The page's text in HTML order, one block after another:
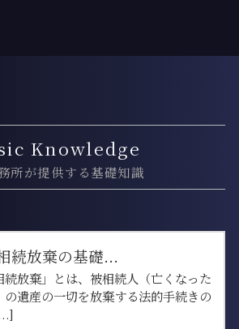
Knowledge
所が提供する基礎知識
続放棄の基礎...
続放棄」とは、被相続人（亡くなった
の遺産の一切を放棄する法的手続きの